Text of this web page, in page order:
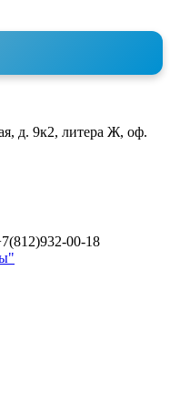
д. 9к2, литера Ж, оф.
00-18